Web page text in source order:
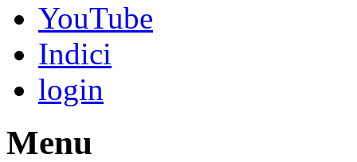
YouTube
Indici
login
Menu